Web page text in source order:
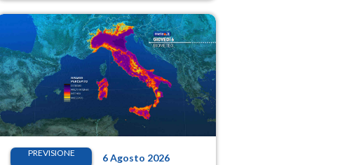
Nord.
PREVISIONE 6 Agosto 2026